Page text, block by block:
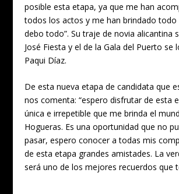
posible esta etapa, ya que me han
todos los actos y me han brindado todo
debo todo”. Su traje de novia alicantina
José Fiesta y el de la Gala del Puerto se
Paqui Díaz.
De esta nueva etapa de candidata que
nos comenta: “espero disfrutar de esta
única e irrepetible que me brinda el
Hogueras. Es una oportunidad que no
pasar, espero conocer a todas mis
de esta etapa grandes amistades. La
será uno de los mejores recuerdos que